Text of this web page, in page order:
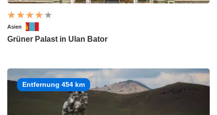
Asien
Grüner Palast in Ulan Bator
Entfernung 454 km